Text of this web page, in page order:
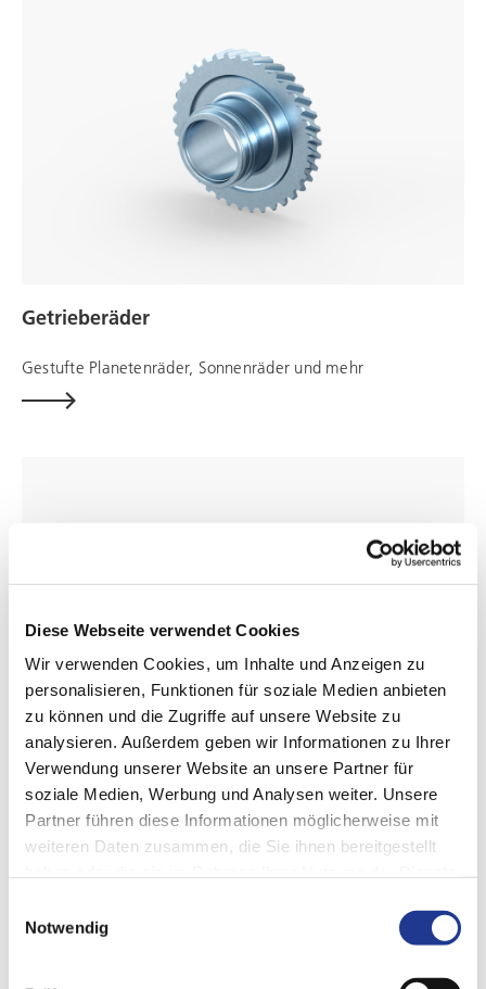
Diese Webseite verwendet Cookies
Wir verwenden Cookies, um Inhalte und Anzeigen zu
personalisieren, Funktionen für soziale Medien anbieten
zu können und die Zugriffe auf unsere Website zu
analysieren. Außerdem geben wir Informationen zu Ihrer
Verwendung unserer Website an unsere Partner für
soziale Medien, Werbung und Analysen weiter. Unsere
Partner führen diese Informationen möglicherweise mit
weiteren Daten zusammen, die Sie ihnen bereitgestellt
Notwendig
Getrieberäder
Gestufte Planetenräder, Sonnenräder und mehr
Eisenbahnräder
Eisenbahnräder, Klemmringe, Radreifen und mehr